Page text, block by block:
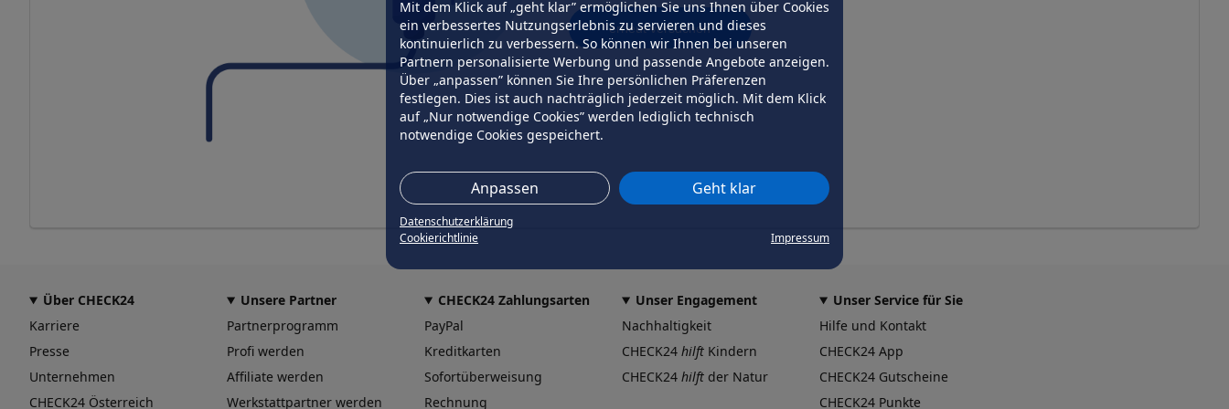
Mit dem Klick auf „geht klar” ermöglichen Sie uns Ihnen über Cookies
ein verbessertes Nutzungserlebnis zu servieren und dieses
kontinuierlich zu verbessern. So können wir Ihnen bei unseren
Partnern personalisierte Werbung und passende Angebote anzeigen.
Über „anpassen” können Sie Ihre persönlichen Präferenzen
festlegen. Dies ist auch nachträglich jederzeit möglich. Mit dem Klick
auf „Nur notwendige Cookies” werden lediglich technisch
notwendige Cookies gespeichert.
Anpassen Geht klar
Datenschutzerklärung
Cookierichtlinie
Impressum
erneut versuchen
Über CHECK24
Karriere
Presse
Unternehmen
CHECK24 Österreich
Unsere Partner
Partnerprogramm
Profi werden
Affiliate werden
Werkstattpartner werden
CHECK24 Zahlungsarten
PayPal
Kreditkarten
Sofortüberweisung
Rechnung
Unser Engagement
Nachhaltigkeit
CHECK24 hilft Kindern
CHECK24 hilft der Natur
Unser Service für Sie
Hilfe und Kontakt
CHECK24 App
CHECK24 Gutscheine
CHECK24 Punkte